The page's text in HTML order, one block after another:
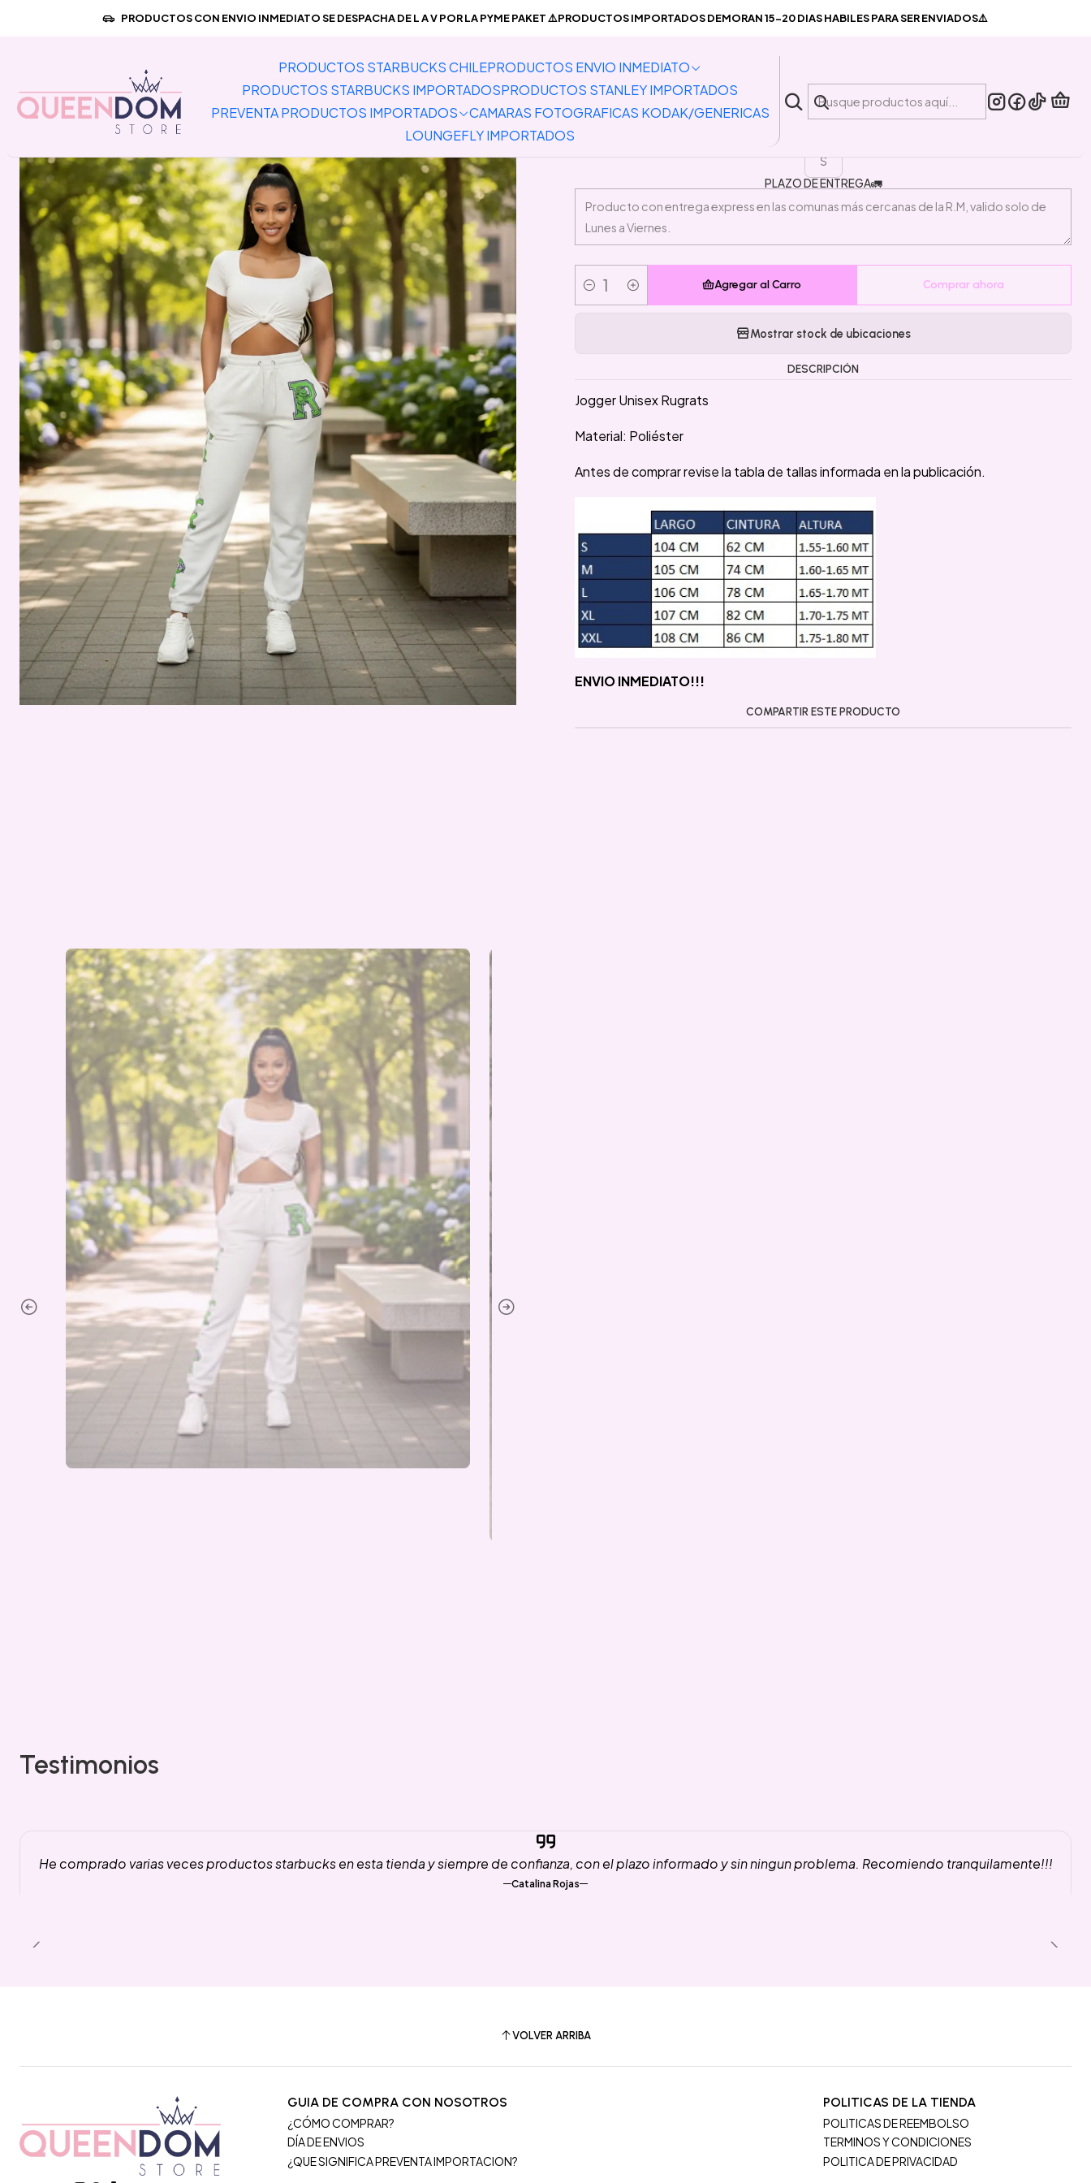
PRODUCTOS STARBUCKS CHILEPRODUCTOS ENVIO INMEDIATO
PRODUCTOS STARBUCKS IMPORTADOSPRODUCTOS STANLEY IMPORTADOS
PREVENTA PRODUCTOS IMPORTADOS
CAMARAS FOTOGRAFICAS KODAK/GENERICAS
LOUNGEFLY IMPORTADOS
PRODUCTOS CON ENVIO INMEDIATO SE DESPACHA DE L A V POR LA PYME PAKET ⚠️PRODUCTOS IMPORTADOS DEMORAN 15-20 DIAS HABILES PARA SER ENVIADOS⚠️
Inicio PRODUCTOS ENVIO INMEDIATO Vestimenta Jogger Unisex blanco Reptar
Jogger Unisex blanco Reptar
S
PLAZO DE ENTREGA🚛
Cantidad
Agregar al Carro Comprar ahora
Mostrar stock de ubicaciones
DESCRIPCIÓN
Jogger Unisex Rugrats
Material: Poliéster
Antes de comprar revise la tabla de tallas informada en la publicación.
ENVIO INMEDIATO!!!
COMPARTIR ESTE PRODUCTO
Testimonios
He comprado varias veces productos starbucks en esta tienda y siempre de confianza, con el plazo informado y sin ningun problema. Recomiendo tranquilamente!!!
Catalina Rojas
VOLVER ARRIBA
GUIA DE COMPRA CON NOSOTROS
¿CÓMO COMPRAR?
DÍA DE ENVIOS
¿QUE SIGNIFICA PREVENTA IMPORTACION?
POLITICAS DE LA TIENDA
POLITICAS DE REEMBOLSO
TERMINOS Y CONDICIONES
POLITICA DE PRIVACIDAD